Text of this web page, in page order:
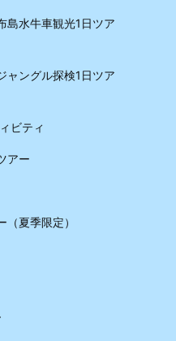
島水牛車観光1日ツア
ャングル探検1日ツア
ビティ
アー
夏季限定）